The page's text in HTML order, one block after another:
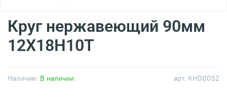
арт. КН00052
Наличие: В наличии
Круг нержавеющий 90мм
12Х18Н10Т